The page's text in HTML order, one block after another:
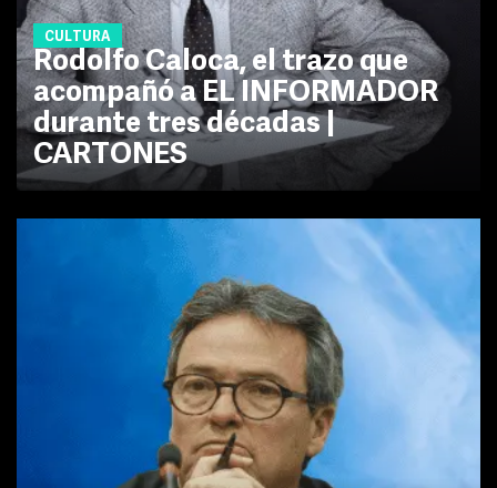
CULTURA
Rodolfo Caloca, el trazo que
acompañó a EL INFORMADOR
durante tres décadas |
CARTONES